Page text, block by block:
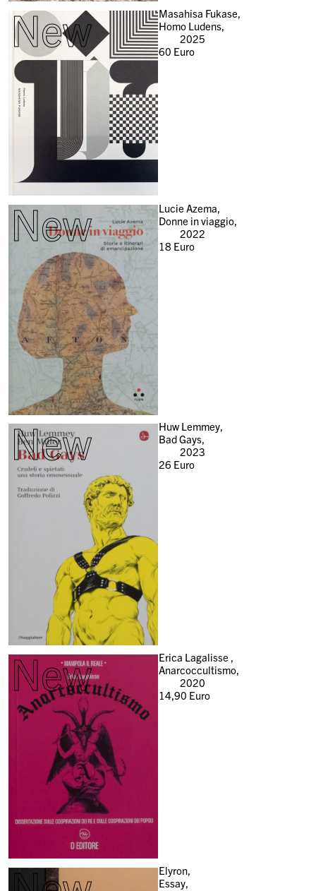
New
Masahisa Fukase,
Homo Ludens,
2025
60 Euro
New
Lucie Azema,
Donne in viaggio,
2022
18Euro
New
Huw Lemmey,
Bad Gays,
2023
26 Euro
New
Erica Lagalisse ,
Anarcoccultismo,
2020
14,90 Euro
Elyron,
Essay,